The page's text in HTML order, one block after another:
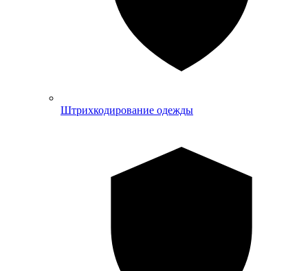
Штрихкодирование одежды